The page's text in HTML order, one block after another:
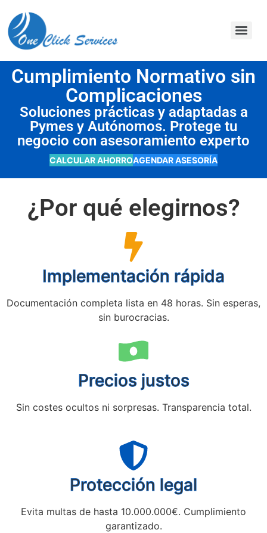
Cumplimiento Normativo sin
Complicaciones
Soluciones prácticas y adaptadas a
Pymes y Autónomos. Protege tu
negocio con asesoramiento experto
CALCULAR AHORROAGENDAR ASESORÍA
¿Por qué elegirnos?
Implementación rápida
Documentación completa lista en 48 horas. Sin esperas,
sin burocracias.
Precios justos
Sin costes ocultos ni sorpresas. Transparencia total.
Protección legal
Evita multas de hasta 10.000.000€. Cumplimiento
garantizado.